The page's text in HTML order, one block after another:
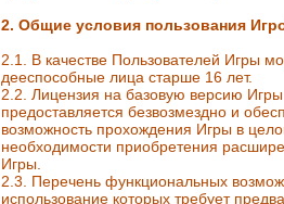
2. Общие условия пользования
2.1. В качестве Пользователей Игры
дееспособные лица старше 16 лет.
2.2. Лицензия на базовую версию Игры
предоставляется безвозмездно и
возможность прохождения Игры в
необходимости приобретения
Игры.
2.3. Перечень функциональных
использование которых требует